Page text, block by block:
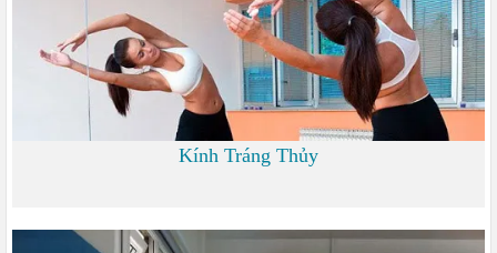
Kính Tráng Thủy
0 đ